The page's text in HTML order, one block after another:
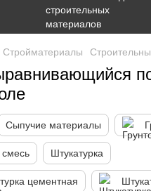
Стройматериалы
Сыпучие материалы
Штукатурка
цементная